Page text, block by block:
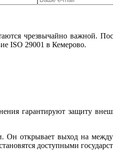
чрезвычайно важной.
ISO 29001 в Кемерово.
гарантируют защиту
Он открывает выход на
доступными